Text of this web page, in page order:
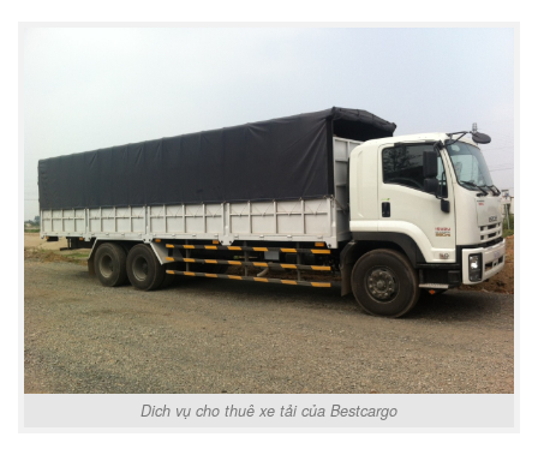
Dich vụ cho thuê xe tải của Bestcargo